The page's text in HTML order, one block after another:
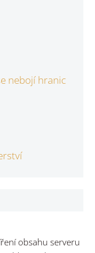
nebojí hranic
obsahu serveru